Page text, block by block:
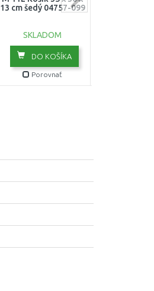
13 cm šedý 04757-099
SKLADOM
DO KOŠÍKA
Porovnať